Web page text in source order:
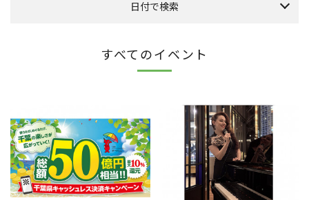
本館 1F ウエストプラザ （タカシマヤフードメゾン側吹き抜け）
その他
全件表示
日付で検索
2026年 8月
2
3 4 6 7
8
9
11 12 13 14
15
16
17 18 19 20 21
22
23
24 25 26 27 28
29
30
31
すべてのイベント